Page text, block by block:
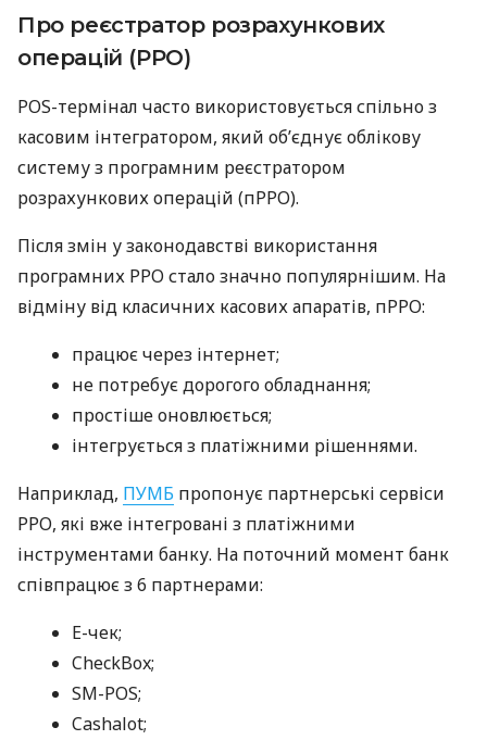
Про реєстратор розрахункових
операцій (РРО)
POS-термінал часто використовується спільно з
касовим інтегратором, який об’єднує облікову
систему з програмним реєстратором
розрахункових операцій (пРРО).
Після змін у законодавстві використання
програмних РРО стало значно популярнішим. На
відміну від класичних касових апаратів, пРРО:
працює через інтернет;
не потребує дорогого обладнання;
простіше оновлюється;
інтегрується з платіжними рішеннями.
Наприклад, ПУМБ пропонує партнерські сервіси
РРО, які вже інтегровані з платіжними
інструментами банку. На поточний момент банк
співпрацює з 6 партнерами:
E-чек;
CheckBox;
SM-POS;
Cashalot;